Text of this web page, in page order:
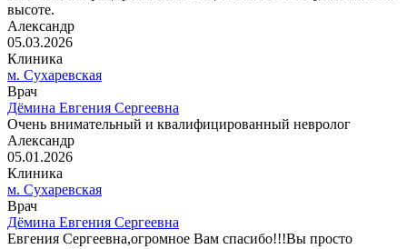
высоте.
Александр
05.03.2026
Клиника
м. Сухаревская
Врач
Дёмина Евгения Сергеевна
Очень внимательный и квалифицированный невролог
Александр
05.01.2026
Клиника
м. Сухаревская
Врач
Дёмина Евгения Сергеевна
Евгения Сергеевна,огромное Вам спасибо!!!Вы просто